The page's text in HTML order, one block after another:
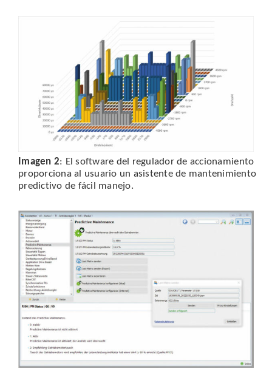
Imagen 2: El software del regulador de accionamiento
proporciona al usuario un asistente de mantenimiento
predictivo de fácil manejo.